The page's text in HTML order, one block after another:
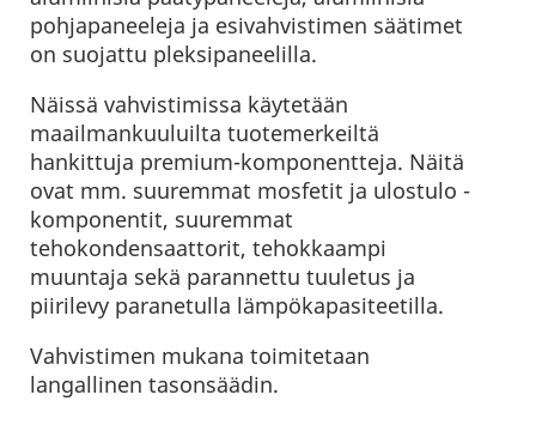
pohjapaneeleja ja esivahvistimen säätimet
on suojattu pleksipaneelilla.
Näissä vahvistimissa käytetään
maailmankuuluilta tuotemerkeiltä
hankittuja premium-komponentteja. Näitä
ovat mm. suuremmat mosfetit ja ulostulo -
komponentit, suuremmat
tehokondensaattorit, tehokkaampi
muuntaja sekä parannettu tuuletus ja
piirilevy paranetulla lämpökapasiteetilla.
Vahvistimen mukana toimitetaan
langallinen tasonsäädin.